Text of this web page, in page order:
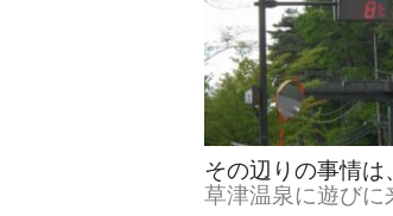
その辺りの事情は
草津温泉に遊びに